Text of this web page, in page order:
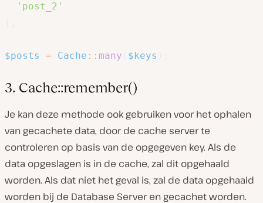
'post_2'
$posts = Cache :: many $keys
3. Cache::remember()
Je kan deze methode ook gebruiken voor het ophalen
van gecachete data, door de cache server te
controleren op basis van de opgegeven key. Als de
data opgeslagen is in de cache, zal dit opgehaald
worden. Als dat niet het geval is, zal de data opgehaald
worden bij de Database Server en gecachet worden.